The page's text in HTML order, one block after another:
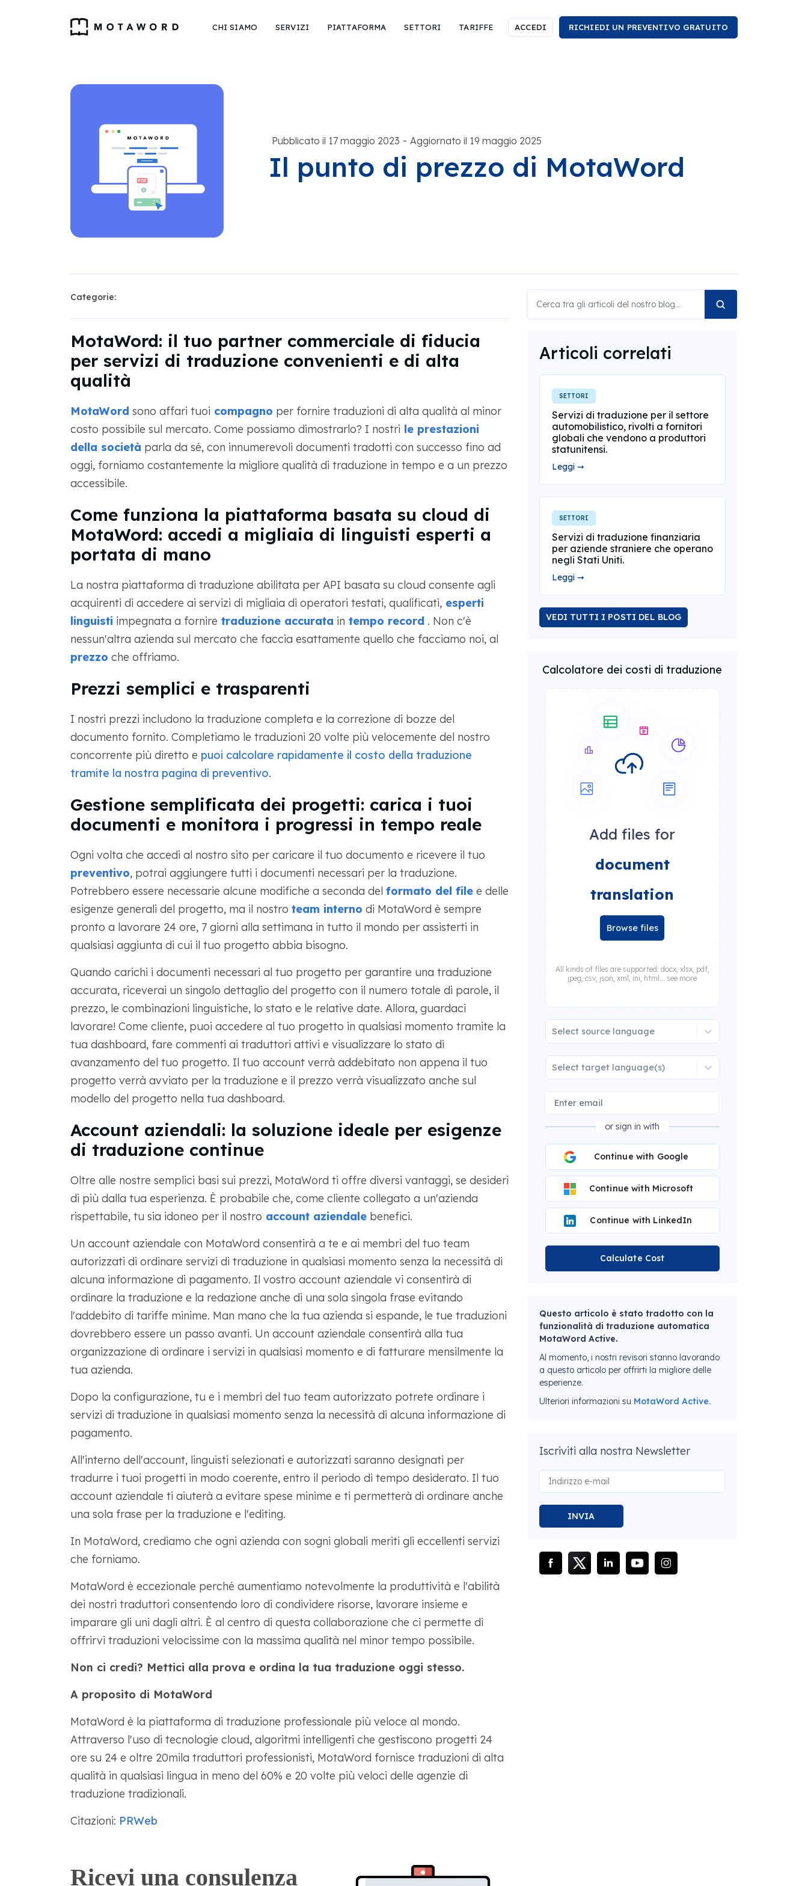
CHI SIAMO SERVIZI PIATTAFORMA SETTORI TARIFFE ACCEDI RICHIEDI UN PREVENTIVO GRATUITO
Pubblicato il 17 maggio 2023 - Aggiornato il 19 maggio 2025
Il punto di prezzo di MotaWord
Categorie:
MotaWord: il tuo partner commerciale di fiducia
per servizi di traduzione convenienti e di alta
qualità
MotaWord sono affari tuoi compagno per fornire traduzioni di alta qualità al minor
costo possibile sul mercato. Come possiamo dimostrarlo? I nostri le prestazioni
della società parla da sé, con innumerevoli documenti tradotti con successo fino ad
oggi, forniamo costantemente la migliore qualità di traduzione in tempo e a un prezzo
accessibile.
Come funziona la piattaforma basata su cloud di
MotaWord: accedi a migliaia di linguisti esperti a
portata di mano
La nostra piattaforma di traduzione abilitata per API basata su cloud consente agli
acquirenti di accedere ai servizi di migliaia di operatori testati, qualificati,esperti
linguisti impegnata a fornire traduzione accurata in tempo record . Non c'è
nessun'altra azienda sul mercato che faccia esattamente quello che facciamo noi, al
prezzo che offriamo.
Prezzi semplici e trasparenti
I nostri prezzi includono la traduzione completa e la correzione di bozze del
documento fornito. Completiamo le traduzioni 20 volte più velocemente del nostro
concorrente più diretto e puoi calcolare rapidamente il costo della traduzione
tramite la nostra pagina di preventivo.
Gestione semplificata dei progetti: carica i tuoi
documenti e monitora i progressi in tempo reale
Ogni volta che accedi al nostro sito per caricare il tuo documento e ricevere il tuo
preventivo, potrai aggiungere tutti i documenti necessari per la traduzione.
Potrebbero essere necessarie alcune modifiche a seconda del formato del filee delle
esigenze generali del progetto, ma il nostro team interno di MotaWord è sempre
pronto a lavorare 24 ore, 7 giorni alla settimana in tutto il mondo per assisterti in
qualsiasi aggiunta di cui il tuo progetto abbia bisogno.
Quando carichi i documenti necessari al tuo progetto per garantire una traduzione
accurata, riceverai un singolo dettaglio del progetto con il numero totale di parole, il
prezzo, le combinazioni linguistiche, lo stato e le relative date. Allora, guardaci
lavorare! Come cliente, puoi accedere al tuo progetto in qualsiasi momento tramite la
tua dashboard, fare commenti ai traduttori attivi e visualizzare lo stato di
avanzamento del tuo progetto. Il tuo account verrà addebitato non appena il tuo
progetto verrà avviato per la traduzione e il prezzo verrà visualizzato anche sul
modello del progetto nella tua dashboard.
Account aziendali: la soluzione ideale per esigenze
di traduzione continue
Oltre alle nostre semplici basi sui prezzi, MotaWord ti offre diversi vantaggi, se desideri
di più dalla tua esperienza. È probabile che, come cliente collegato a un'azienda
rispettabile, tu sia idoneo per il nostro account aziendalebenefici.
Un account aziendale con MotaWord consentirà a te e ai membri del tuo team
autorizzati di ordinare servizi di traduzione in qualsiasi momento senza la necessità di
alcuna informazione di pagamento. Il vostro account aziendale vi consentirà di
ordinare la traduzione e la redazione anche di una sola singola frase evitando
l'addebito di tariffe minime. Man mano che la tua azienda si espande, le tue traduzioni
dovrebbero essere un passo avanti. Un account aziendale consentirà alla tua
organizzazione di ordinare i servizi in qualsiasi momento e di fatturare mensilmente la
tua azienda.
Dopo la configurazione, tu e i membri del tuo team autorizzato potrete ordinare i
servizi di traduzione in qualsiasi momento senza la necessità di alcuna informazione di
pagamento.
All'interno dell'account, linguisti selezionati e autorizzati saranno designati per
tradurre i tuoi progetti in modo coerente, entro il periodo di tempo desiderato. Il tuo
account aziendale ti aiuterà a evitare spese minime e ti permetterà di ordinare anche
una sola frase per la traduzione e l'editing.
In MotaWord, crediamo che ogni azienda con sogni globali meriti gli eccellenti servizi
che forniamo.
MotaWord è eccezionale perché aumentiamo notevolmente la produttività e l'abilità
dei nostri traduttori consentendo loro di condividere risorse, lavorare insieme e
imparare gli uni dagli altri. È al centro di questa collaborazione che ci permette di
offrirvi traduzioni velocissime con la massima qualità nel minor tempo possibile.
Non ci credi? Mettici alla prova e ordina la tua traduzione oggi stesso.
A proposito di MotaWord
MotaWord è la piattaforma di traduzione professionale più veloce al mondo.
Attraverso l'uso di tecnologie cloud, algoritmi intelligenti che gestiscono progetti 24
ore su 24 e oltre 20mila traduttori professionisti, MotaWord fornisce traduzioni di alta
qualità in qualsiasi lingua in meno del 60% e 20 volte più veloci delle agenzie di
traduzione tradizionali.
Citazioni: PRWeb
Ricevi una consulenza
Articoli correlati
SETTORI
Servizi di traduzione per il settore
automobilistico, rivolti a fornitori
globali che vendono a produttori
statunitensi.
Leggi ➞
SETTORI
Servizi di traduzione finanziaria
per aziende straniere che operano
negli Stati Uniti.
Leggi ➞
VEDI TUTTI I POSTI DEL BLOG
Calcolatore dei costi di traduzione
Add files for
document
translation
Browse files
All kinds of files are supported: docx, xlsx, pdf,
jpeg, csv, json, xml, ini, html... see more
Select source language
Select target language(s)
or sign in with
Continue with Google
Continue with Microsoft
Continue with LinkedIn
Calculate Cost
Questo articolo è stato tradotto con la
funzionalità di traduzione automatica
MotaWord Active.
Al momento, i nostri revisori stanno lavorando
a questo articolo per offrirti la migliore delle
esperienze.
Ulteriori informazioni su MotaWord Active.
Iscriviti alla nostra Newsletter
INVIA